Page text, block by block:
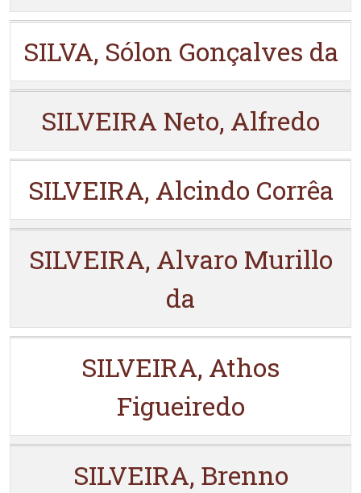
SILVA, Sólon Gonçalves da
SILVEIRA Neto, Alfredo
SILVEIRA, Alcindo Corrêa
SILVEIRA, Alvaro Murillo
da
SILVEIRA, Athos
Figueiredo
SILVEIRA, Brenno